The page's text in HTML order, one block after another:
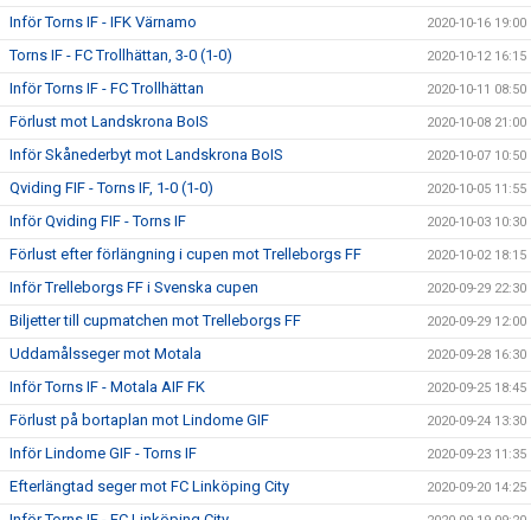
Inför Torns IF - IFK Värnamo 2020-10-16 19:00
Torns IF - FC Trollhättan, 3-0 (1-0) 2020-10-12 16:15
Inför Torns IF - FC Trollhättan 2020-10-11 08:50
Förlust mot Landskrona BoIS 2020-10-08 21:00
Inför Skånederbyt mot Landskrona BoIS 2020-10-07 10:50
Qviding FIF - Torns IF, 1-0 (1-0) 2020-10-05 11:55
Inför Qviding FIF - Torns IF 2020-10-03 10:30
Förlust efter förlängning i cupen mot Trelleborgs FF 2020-10-02 18:15
Inför Trelleborgs FF i Svenska cupen 2020-09-29 22:30
Biljetter till cupmatchen mot Trelleborgs FF 2020-09-29 12:00
Uddamålsseger mot Motala 2020-09-28 16:30
Inför Torns IF - Motala AIF FK 2020-09-25 18:45
Förlust på bortaplan mot Lindome GIF 2020-09-24 13:30
Inför Lindome GIF - Torns IF 2020-09-23 11:35
Efterlängtad seger mot FC Linköping City 2020-09-20 14:25